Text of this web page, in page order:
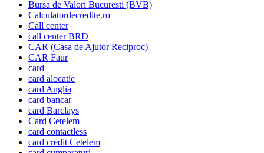
Bursa de Valori Bucuresti (BVB)
Calculatordecredite.ro
Call center
call center BRD
CAR (Casa de Ajutor Reciproc)
CAR Faur
card
card alocatie
card Anglia
card bancar
card Barclays
Card Cetelem
card contactless
card credit Cetelem